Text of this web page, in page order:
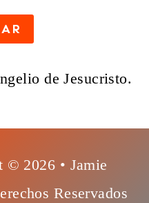
de Jesucristo.
© 2026 • Jamie
Reservados